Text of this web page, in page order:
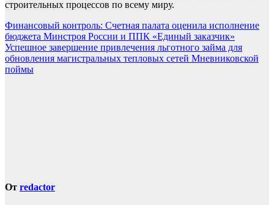
строительных процессов по всему миру.
Навигация
по
записям
Финансовый контроль: Счетная палата оценила исполнение
бюджета Минстроя России и ППК «Единый заказчик»
Успешное завершение привлечения льготного займа для
обновления магистральных тепловых сетей Мневниковской
поймы
От redactor